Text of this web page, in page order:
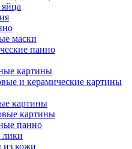
маски
панно
картины
и керамические картины
картины
картины
панно
кожи